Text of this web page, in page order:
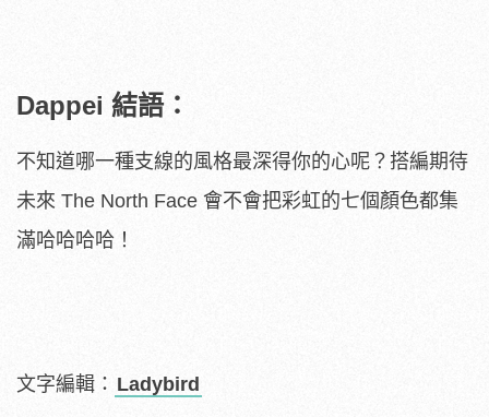
Dappei 結語：
不知道哪一種支線的風格最深得你的心呢？搭編期待
未來 The North Face 會不會把彩虹的七個顏色都集
滿哈哈哈哈！
文字編輯： Ladybird